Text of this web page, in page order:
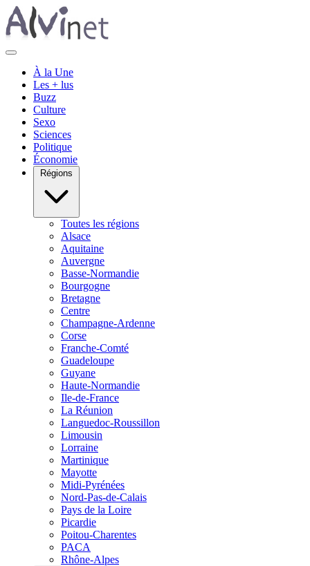
À la Une
Les + lus
Buzz
Culture
Sexo
Sciences
Politique
Économie
Régions
Toutes les régions
Alsace
Aquitaine
Auvergne
Basse-Normandie
Bourgogne
Bretagne
Centre
Champagne-Ardenne
Corse
Franche-Comté
Guadeloupe
Guyane
Haute-Normandie
Ile-de-France
La Réunion
Languedoc-Roussillon
Limousin
Lorraine
Martinique
Mayotte
Midi-Pyrénées
Nord-Pas-de-Calais
Pays de la Loire
Picardie
Poitou-Charentes
PACA
Rhône-Alpes